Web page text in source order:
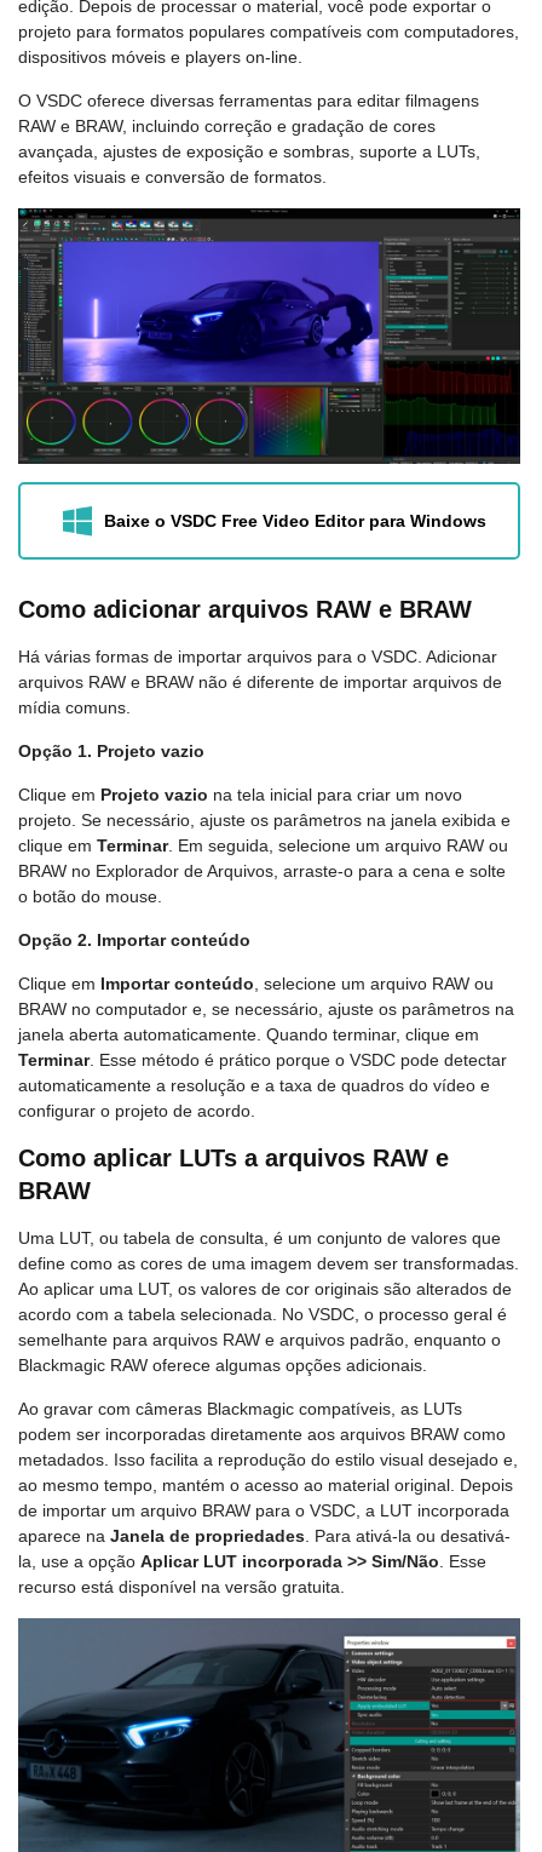
edição. Depois de processar o material, você pode exportar o
projeto para formatos populares compatíveis com computadores,
dispositivos móveis e players on-line.
O VSDC oferece diversas ferramentas para editar filmagens
RAW e BRAW, incluindo correção e gradação de cores
avançada, ajustes de exposição e sombras, suporte a LUTs,
efeitos visuais e conversão de formatos.
Baixe o VSDC Free Video Editor para Windows
Como adicionar arquivos RAW e BRAW
Há várias formas de importar arquivos para o VSDC. Adicionar
arquivos RAW e BRAW não é diferente de importar arquivos de
mídia comuns.
Opção 1. Projeto vazio
Clique em Projeto vazio na tela inicial para criar um novo
projeto. Se necessário, ajuste os parâmetros na janela exibida e
clique em Terminar. Em seguida, selecione um arquivo RAW ou
BRAW no Explorador de Arquivos, arraste-o para a cena e solte
o botão do mouse.
Opção 2. Importar conteúdo
Clique em Importar conteúdo, selecione um arquivo RAW ou
BRAW no computador e, se necessário, ajuste os parâmetros na
janela aberta automaticamente. Quando terminar, clique em
Terminar. Esse método é prático porque o VSDC pode detectar
automaticamente a resolução e a taxa de quadros do vídeo e
configurar o projeto de acordo.
Como aplicar LUTs a arquivos RAW e
BRAW
Uma LUT, ou tabela de consulta, é um conjunto de valores que
define como as cores de uma imagem devem ser transformadas.
Ao aplicar uma LUT, os valores de cor originais são alterados de
acordo com a tabela selecionada. No VSDC, o processo geral é
semelhante para arquivos RAW e arquivos padrão, enquanto o
Blackmagic RAW oferece algumas opções adicionais.
Ao gravar com câmeras Blackmagic compatíveis, as LUTs
podem ser incorporadas diretamente aos arquivos BRAW como
metadados. Isso facilita a reprodução do estilo visual desejado e,
ao mesmo tempo, mantém o acesso ao material original. Depois
de importar um arquivo BRAW para o VSDC, a LUT incorporada
aparece na Janela de propriedades. Para ativá-la ou desativá-
la, use a opção Aplicar LUT incorporada >> Sim/Não. Esse
recurso está disponível na versão gratuita.